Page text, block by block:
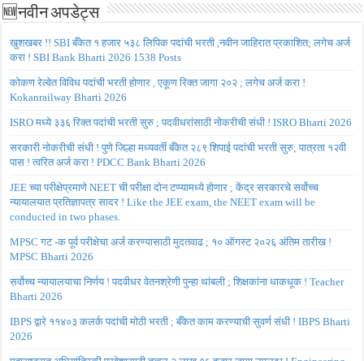
🆕नवीन अपडेट्स
खुशखबर !! SBI बँकेत १ हजार ५३८ लिपिक पदांची भरती ,नवीन जाहिरात प्रकाशित; लगेच अर्ज
करा ! SBI Bank Bharti 2026 1538 Posts
कोकण रेल्वेत विविध पदांची भरती होणार , एकूण रिक्त जागा २०२ ; लगेच अर्ज करा !
Kokanrailway Bharti 2026
ISRO मध्ये ३३६ रिक्त पदांची भरती सुरु ; पदवीधरांसाठी नोकरीची संधी ! ISRO Bharti 2026
सरकारी नोकरीची संधी ! पुणे जिल्हा मध्यवर्ती बँकेत २८९ शिपाई पदांची भरती सुरु; पात्रता १२वी
पास ! त्वरित अर्ज करा ! PDCC Bank Bharti 2026
JEE च्या परीक्षेप्रमाणे NEET ची परीक्षा दोन टप्प्यामध्ये होणार ; केंद्र सरकारचे सर्वोच्च
न्यायालयात प्रतिज्ञापत्र सादर ! Like the JEE exam, the NEET exam will be
conducted in two phases.
MPSC गट -क पूर्व परीक्षेचा अर्ज करण्यासाठी मुदतवाढ ; १० ऑगस्ट २०२६ अंतिम तारीख !
MPSC Bharti 2026
सर्वोच्च न्यायालयाचा निर्णय ! पदवीधर वेतनश्रेणी पुन्हा थांबली ; शिक्षकांना धाकधूक ! Teacher
Bharti 2026
IBPS द्वारे ११४०३ कलर्क पदांची मोठी भरती ; बँकेत काम करण्याची सुवर्ण संधी ! IBPS Bharti
2026